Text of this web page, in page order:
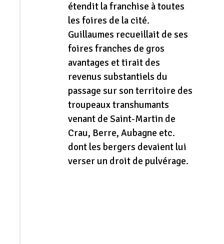
étendit la franchise à toutes
les foires de la cité.
Guillaumes recueillait de ses
foires franches de gros
avantages et tirait des
revenus substantiels du
passage sur son territoire des
troupeaux transhumants
venant de Saint-Martin de
Crau, Berre, Aubagne etc.
dont les bergers devaient lui
verser un droit de pulvérage.